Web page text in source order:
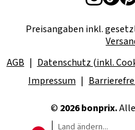
Preisangaben inkl.
AGB
Datenschutz (inkl.
Impressum
© 2026 bonprix.
Land ändern...